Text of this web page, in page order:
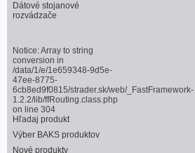
Dátové stojanové
rozvádzače
Notice: Array to string
conversion in
/data/1/e/1e659348-9d5e-
47ee-8775-
6cb8ed9f0815/strader.sk/web/_FastFramework-
1.2.2/lib/ffRouting.class.php
on line 304
Hľadaj produkt
Výber BAKS produktov
Nové produkty